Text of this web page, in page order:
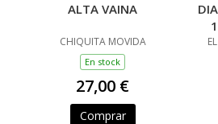
ALTA VAINA
CHIQUITA MOVIDA
En stock
27,00 €
Comprar